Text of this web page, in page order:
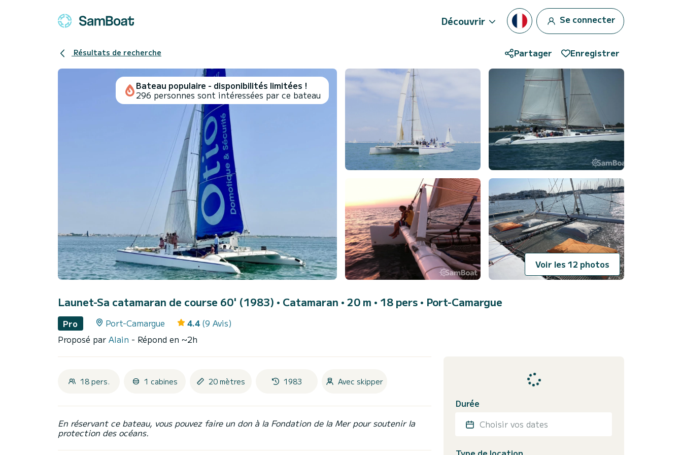
Découvrir Se connecter
Résultats de recherche Partager Enregistrer
Voir les 12 photos
Bateau populaire - disponibilités limitées !
296 personnes sont intéressées par ce bateau
Launet-Sa catamaran de course 60' (1983) • Catamaran • 20 m • 18 pers • Port-Camargue
Pro Port-Camargue 4.4 (9 Avis)
Proposé par Alain - Répond en ~2h
18 pers. 1 cabines 20 mètres 1983 Avec skipper
En réservant ce bateau, vous pouvez faire un don à la Fondation de la Mer pour soutenir la
protection des océans.
Durée
Choisir vos dates